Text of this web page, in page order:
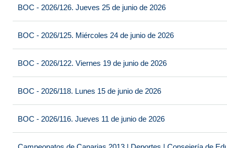
BOC - 2026/126. Jueves 25 de junio de 2026
BOC - 2026/125. Miércoles 24 de junio de 2026
BOC - 2026/122. Viernes 19 de junio de 2026
BOC - 2026/118. Lunes 15 de junio de 2026
BOC - 2026/116. Jueves 11 de junio de 2026